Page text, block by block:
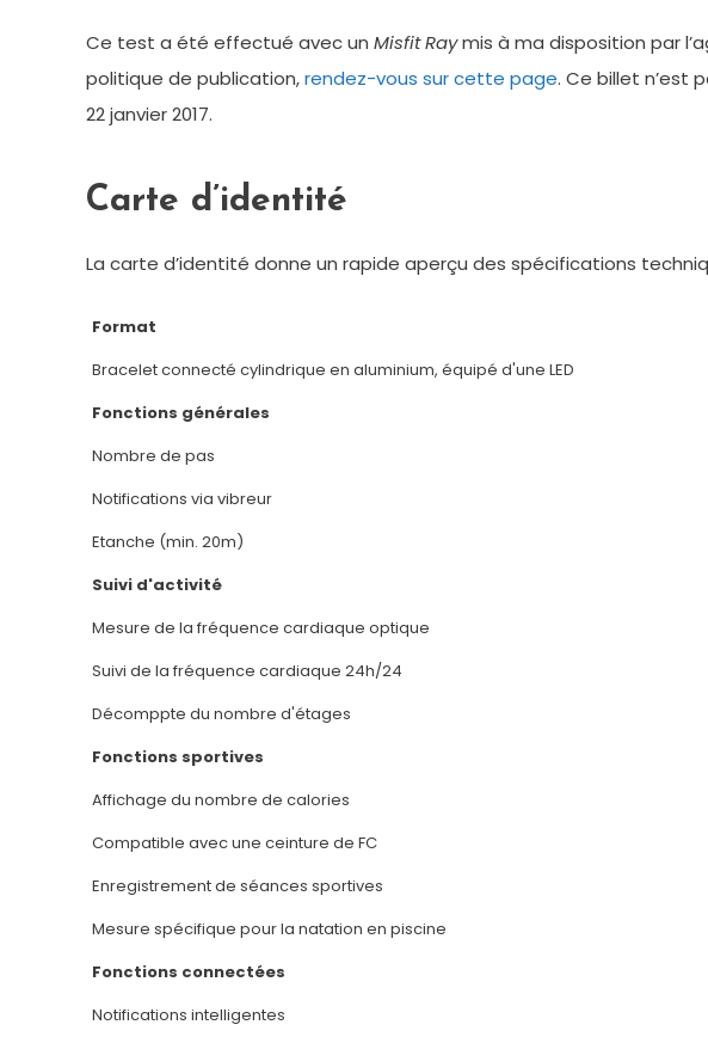
Ce test a été effectué avec un Misfit Raymis à ma disposition par
politique de publication,rendez-vous sur cette page. Ce billet n’est
22 janvier 2017.
Carte d’identité
La carte d’identité donne un rapide aperçu des spécifications
Format
Bracelet connecté cylindrique en aluminium, équipé d'une LED
Fonctions générales
Nombre de pas
Notifications via vibreur
Etanche (min. 20m)
Suivi d'activité
Mesure de la fréquence cardiaque optique
Suivi de la fréquence cardiaque 24h/24
Décomppte du nombre d'étages
Fonctions sportives
Affichage du nombre de calories
Compatible avec une ceinture de FC
Enregistrement de séances sportives
Mesure spécifique pour la natation en piscine
Fonctions connectées
Notifications intelligentes